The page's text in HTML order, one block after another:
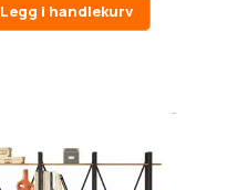
Legg i handlekurv